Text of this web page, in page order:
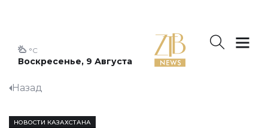
Воскресенье, 9 Августа
°C
Назад
НОВОСТИ КАЗАХСТАНА